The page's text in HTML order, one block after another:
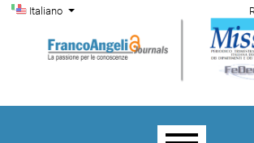
Salta al menu principale di navigazione
Salta al contenuto principale
Salta al piè di pagina del sito
Cambia la lingua. La lingua corrente è:
Italiano
Menu di